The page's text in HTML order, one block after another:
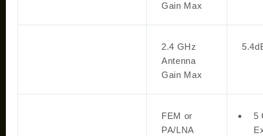
Gain Max
2.4 GHz
Antenna
Gain Max
FEM or
PA/LNA
5